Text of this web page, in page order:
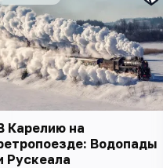
Карелию на
Водопады
Рускеала